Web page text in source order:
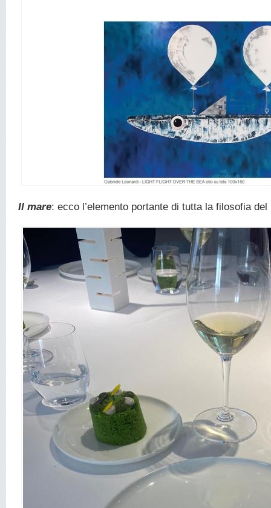
Il mare: ecco l’elemento portante di tutta la filosofia